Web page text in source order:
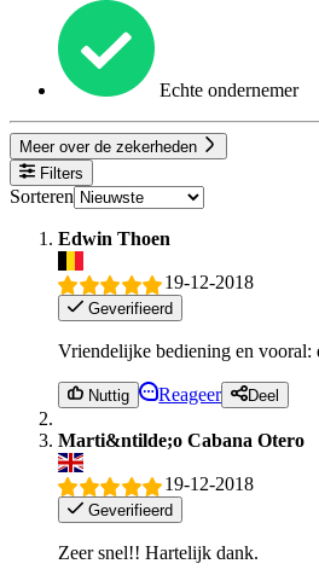
Echte ondernemer
Meer over de zekerheden
Filters
Sorteren
Edwin Thoen
19-12-2018
Geverifieerd
Vriendelijke bediening en vooral:
Nuttig Reageer Deel
Marti&ntilde;o Cabana Otero
19-12-2018
Geverifieerd
Zeer snel!! Hartelijk dank.